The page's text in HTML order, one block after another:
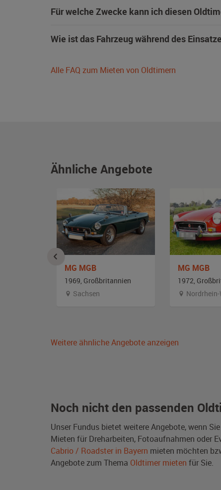
Für welche Zwecke kann ich diesen
Wie ist das Fahrzeug während des
Alle FAQ zum Mieten von Oldtimern
Ähnliche Angebote
MG MGB
1969, Großbritannien
Sachsen
MG MGB
1972,
Weitere ähnliche Angebote anzeigen
Noch nicht den passenden
Unser Fundus bietet weitere Angebote, wenn Sie
Mieten für Dreharbeiten, Fotoaufnahmen oder
Cabrio / Roadster in Bayern mieten möchten
Angebote zum Thema Oldtimer mieten für Sie.